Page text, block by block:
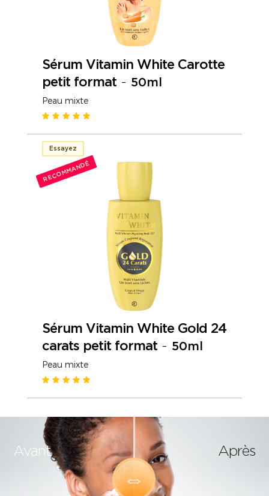
Sérum Vitamin White Carotte
petit format- 50ml
Peau mixte
Essayez
RECOMMANDÉ
Sérum Vitamin White Gold 24
carats petit format- 50ml
Peau mixte
Avant Après